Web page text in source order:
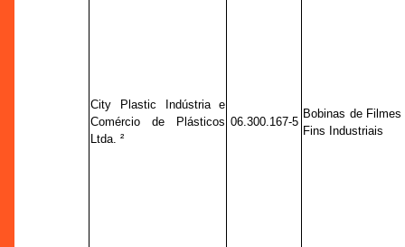
City Plastic Indústria e
Comércio de Plásticos
Ltda. ²
06.300.167-5
Bobinas de
Fins Industriais